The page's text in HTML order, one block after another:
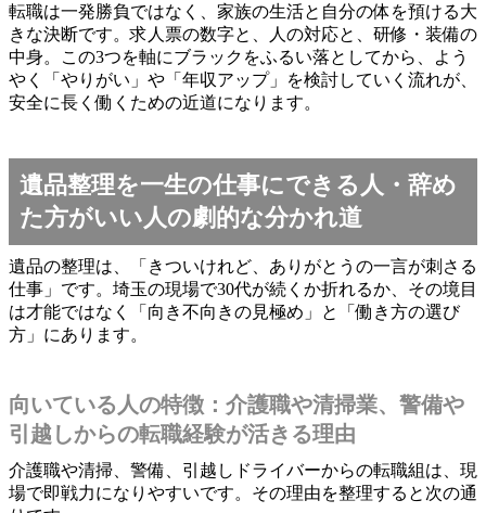
転職は一発勝負ではなく、家族の生活と自分の体を預ける大
きな決断です。求人票の数字と、人の対応と、研修・装備の
中身。この3つを軸にブラックをふるい落としてから、よう
やく「やりがい」や「年収アップ」を検討していく流れが、
安全に長く働くための近道になります。
遺品整理を一生の仕事にできる人・辞め
た方がいい人の劇的な分かれ道
遺品の整理は、「きついけれど、ありがとうの一言が刺さる
仕事」です。埼玉の現場で30代が続くか折れるか、その境目
は才能ではなく「向き不向きの見極め」と「働き方の選び
方」にあります。
向いている人の特徴：介護職や清掃業、警備や
引越しからの転職経験が活きる理由
介護職や清掃、警備、引越しドライバーからの転職組は、現
場で即戦力になりやすいです。その理由を整理すると次の通